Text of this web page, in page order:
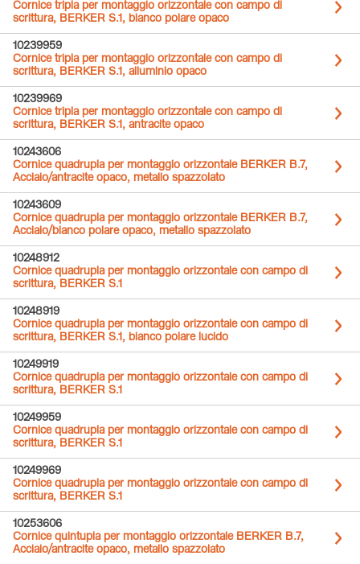
Cornice tripla per montaggio orizzontale con campo di
scrittura, BERKER S.1, bianco polare opaco
10239959
Cornice tripla per montaggio orizzontale con campo di
scrittura, BERKER S.1, alluminio opaco
10239969
Cornice tripla per montaggio orizzontale con campo di
scrittura, BERKER S.1, antracite opaco
10243606
Cornice quadrupla per montaggio orizzontale BERKER B.7,
Acciaio/antracite opaco, metallo spazzolato
10243609
Cornice quadrupla per montaggio orizzontale BERKER B.7,
Acciaio/bianco polare opaco, metallo spazzolato
10248912
Cornice quadrupla per montaggio orizzontale con campo di
scrittura, BERKER S.1
10248919
Cornice quadrupla per montaggio orizzontale con campo di
scrittura, BERKER S.1, bianco polare lucido
10249919
Cornice quadrupla per montaggio orizzontale con campo di
scrittura, BERKER S.1
10249959
Cornice quadrupla per montaggio orizzontale con campo di
scrittura, BERKER S.1
10249969
Cornice quadrupla per montaggio orizzontale con campo di
scrittura, BERKER S.1
10253606
Cornice quintupla per montaggio orizzontale BERKER B.7,
Acciaio/antracite opaco, metallo spazzolato